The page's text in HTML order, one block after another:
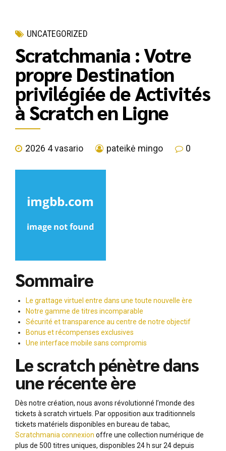
UNCATEGORIZED
Scratchmania : Votre
propre Destination
privilégiée de Activités
à Scratch en Ligne
2026 4 vasario pateikė mingo 0
Sommaire
Le grattage virtuel entre dans une toute nouvelle ère
Notre gamme de titres incomparable
Sécurité et transparence au centre de notre objectif
Bonus et récompenses exclusives
Une interface mobile sans compromis
Le scratch pénètre dans
une récente ère
Dès notre création, nous avons révolutionné l’monde des
tickets à scratch virtuels. Par opposition aux traditionnels
tickets matériels disponibles en bureau de tabac,
Scratchmania connexion offre une collection numérique de
plus de 500 titres uniques, disponibles 24 h sur 24 depuis